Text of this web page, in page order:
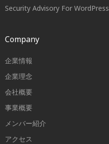
Security Advisory For WordPress
Company
企業情報
企業理念
会社概要
事業概要
メンバー紹介
アクセス